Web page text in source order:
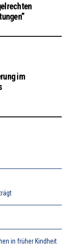
im
in früher Kindheit